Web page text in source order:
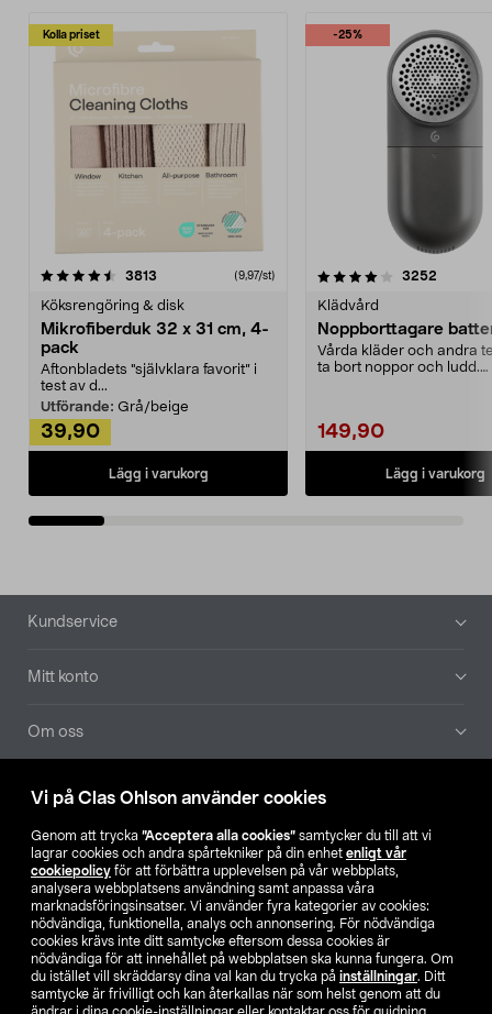
Vi på Clas Ohlson använder cookies
Genom att trycka ”Acceptera alla cookies” samtycker du till att vi
lagrar cookies och andra spårtekniker på din enhet enligt vår
cookiepolicy för att förbättra upplevelsen på vår webbplats,
analysera webbplatsens användning samt anpassa våra
marknadsföringsinsatser. Vi använder fyra kategorier av cookies:
nödvändiga, funktionella, analys och annonsering. För nödvändiga
cookies krävs inte ditt samtycke eftersom dessa cookies är
nödvändiga för att innehållet på webbplatsen ska kunna fungera. Om
du istället vill skräddarsy dina val kan du trycka på inställningar. Ditt
samtycke är frivilligt och kan återkallas när som helst genom att du
Kolla priset
3813 (9,97/st)
Köksrengöring & disk
Mikrofiberduk 32 x 31 cm, 4-
pack
Aftonbladets "självklara favorit” i
test av d...
Utförande: Grå/beige
39,90
Lägg i varukorg
-25%
4.0av 5 stjärnor 3252
Klädvård
Noppborttagare
Vårda kläder och andra
ta bort noppor och ludd.
149,90
Lägg i varukorg
4.5av 5 stjärnor
Sidfot
Kundservice
Mitt konto
Om oss
Aktuellt
Våra bolag
Hitta butik
SE NO FI